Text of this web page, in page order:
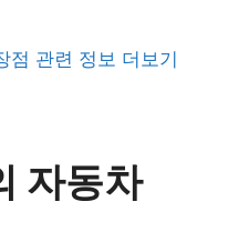
점 관련 정보 더보기
자동차